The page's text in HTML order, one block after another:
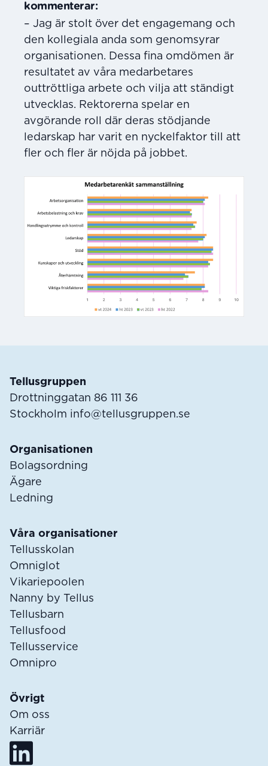
kommenterar:
– Jag är stolt över det engagemang och
den kollegiala anda som genomsyrar
organisationen. Dessa fina omdömen är
resultatet av våra medarbetares
outtröttliga arbete och vilja att ständigt
utvecklas. Rektorerna spelar en
avgörande roll där deras stödjande
ledarskap har varit en nyckelfaktor till att
fler och fler är nöjda på jobbet.
Tellusgruppen
Drottninggatan 86 111 36
Stockholm info@tellusgruppen.se
Organisationen
Bolagsordning
Ägare
Ledning
Våra organisationer
Tellusskolan
Omniglot
Vikariepoolen
Nanny by Tellus
Tellusbarn
Tellusfood
Tellusservice
Omnipro
Övrigt
Om oss
Karriär